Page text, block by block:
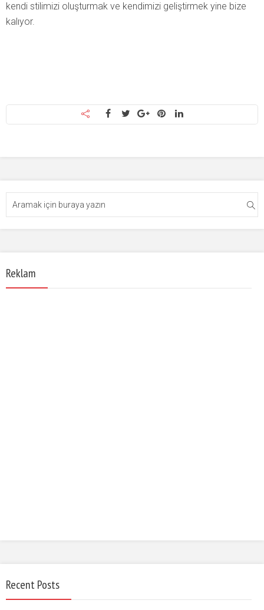
kendi stilimizi oluşturmak ve kendimizi geliştirmek yine bize
kalıyor.
Reklam
Recent Posts